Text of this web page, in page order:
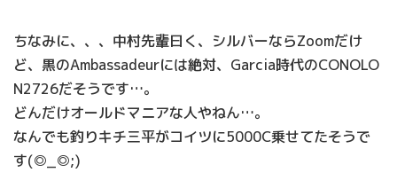
ちなみに、、、中村先輩曰く、シルバーならZoomだけ
ど、黒のAmbassadeurには絶対、Garcia時代のCONOLO
N2726だそうです…。
どんだけオールドマニアな人やねん…。
なんでも釣りキチ三平がコイツに5000C乗せてたそうで
す(◎_◎;)